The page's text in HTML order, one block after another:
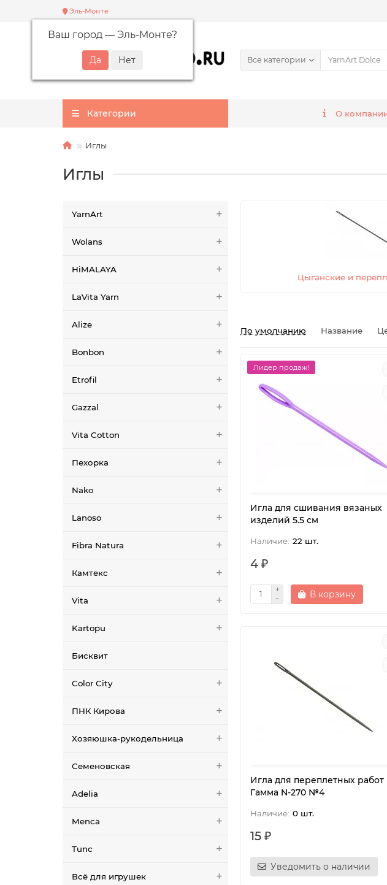
Эль-Монте
Ваш город — Эль-Монте?
Все категории
Категории О
Иглы
Иглы
YarnArt
Wolans
HiMALAYA
LaVita Yarn
Alize
Bonbon
Etrofil
Gazzal
Vita Cotton
Пехорка
Nako
Lanoso
Fibra Natura
Камтекс
Vita
Kartopu
Бисквит
Color City
ПНК Кирова
Хозяюшка-рукодельница
Семеновская
Adelia
Menca
Tunc
Всё для игрушек
Цыганские и
По умолчанию Название
Лидер продаж!
Игла для сшивания вязаных
изделий 5.5 см
22 шт.
4 ₽
В корзину
Игла для переплетных работ
Гамма N-270 №4
0 шт.
15 ₽
Уведомить о наличии